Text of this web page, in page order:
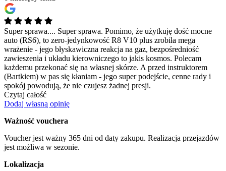
Super sprawa.... Super sprawa. Pomimo, że użytkuję dość mocne
auto (RS6), to zero-jedynkowość R8 V10 plus zrobiła mega
wrażenie - jego błyskawiczna reakcja na gaz, bezpośredniość
zawieszenia i układu kierowniczego to jakis kosmos. Polecam
każdemu przekonać się na własnej skórze. A przed instruktorem
(Bartkiem) w pas się kłaniam - jego super podejście, cenne rady i
spokój powodują, że nie czujesz żadnej presji.
Czytaj całość
Dodaj własną opinię
Ważność vouchera
Voucher jest ważny 365 dni od daty zakupu. Realizacja przejazdów
jest możliwa w sezonie.
Lokalizacja